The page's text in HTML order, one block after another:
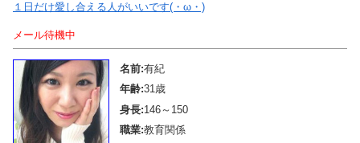
１日だけ愛し合える人がいいです(・ω・)
メール待機中
名前:有紀
年齢:31歳
身長:146～150
職業:教育関係